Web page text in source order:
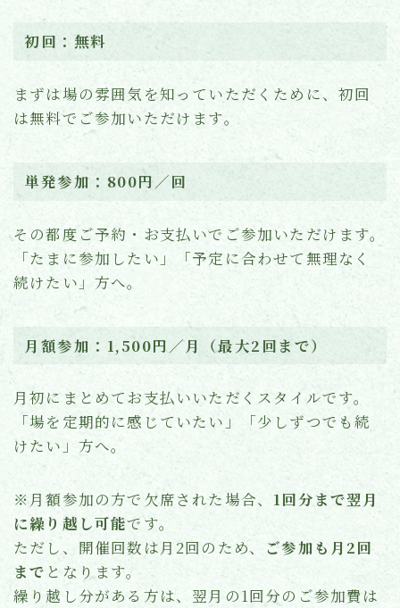
初回：無料
まずは場の雰囲気を知っていただくために、初回
は無料でご参加いただけます。
単発参加：800円／回
その都度ご予約・お支払いでご参加いただけます。
「たまに参加したい」「予定に合わせて無理なく
続けたい」方へ。
月額参加：1,500円／月（最大2回まで）
月初にまとめてお支払いいただくスタイルです。
「場を定期的に感じていたい」「少しずつでも続
けたい」方へ。
※月額参加の方で欠席された場合、 1回分まで翌月
に繰り越し可能です。
ただし、開催回数は月2回のため、 ご参加も月2回
まで となります。
繰り越し分がある方は、翌月の1回分のご参加費は